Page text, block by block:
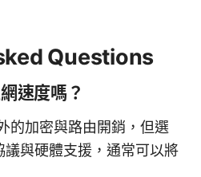
Questions
速度嗎？
的加密與路由開銷，但選
與硬體支援，通常可以將